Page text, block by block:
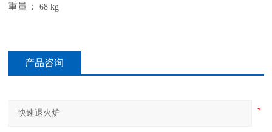
重量：
68 kg
产品咨询